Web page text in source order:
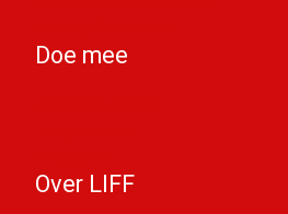
Doe mee
Over LIFF